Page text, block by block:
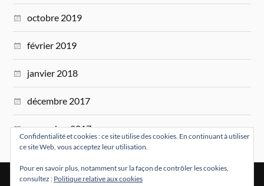
octobre 2019
février 2019
janvier 2018
décembre 2017
novembre 2017
Confidentialité et cookies : ce site utilise des cookies. En continuant à utiliser
ce site Web, vous acceptez leur utilisation.
Pour en savoir plus, notamment sur la façon de contrôler les cookies,
consultez : Politique relative aux cookies